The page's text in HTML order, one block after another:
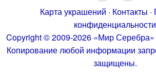
Карта украшений · Контакты ·
конфиденциальности
Copyright © 2009-2026 «Мир
Копирование любой информации
защищены.